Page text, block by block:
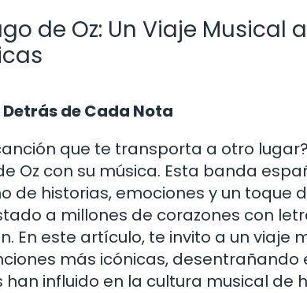
de Oz: Un Viaje Musical
de Cada Nota
que te transporta a otro
Oz con su música. Esta banda
de historias, emociones y un toque
a millones de corazones con
En este artículo, te invito a un viaje
más icónicas, desentrañando
influido en la cultura musical de